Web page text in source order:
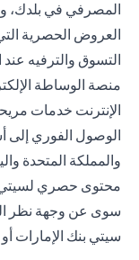
المصرفي في بلدك،
العروض الحصرية
التسوق والترفيه
منصة الوساطة
الإنترنت خدمات
الوصول الفوري إلى
والمملكة المتحدة
محتوى حصري لسيتي من
سوى عن وجهة نظر
سيتي بنك الإمارات